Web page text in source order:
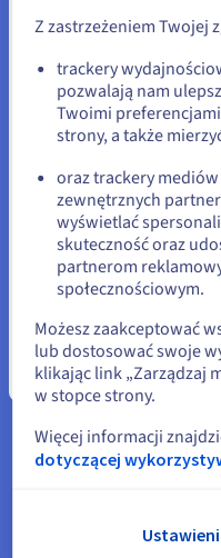
Załóż
Skorzystaj z zasilenia
Odkryj nasze
Go to Stany
us.ovhcloud.com/
Pozostań na
Wybierz inną stronę
Z zastrzeżeniem Twojej
trackery
pozwalają nam
Twoimi
strony, a także
oraz trackery
zewnętrznych
wyświetlać
skuteczność oraz
partnerom
społecznościowym.
Możesz zaakceptować
lub dostosować swoje
klikając link „Zarządzaj
w stopce strony.
Więcej informacji
dotyczącej